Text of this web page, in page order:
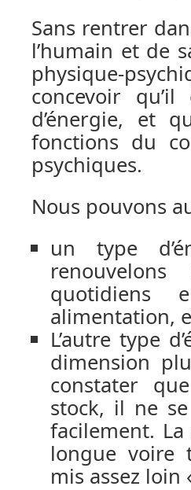
Sans rentrer
l’humain et de
physique-
concevoir
d’énergie, et
fonctions du
psychiques.
Nous pouvons
un type
quotidiens
alimentation,
L’autre type
dimension
constater
stock, il ne
facilement.
longue voire
mis assez loin